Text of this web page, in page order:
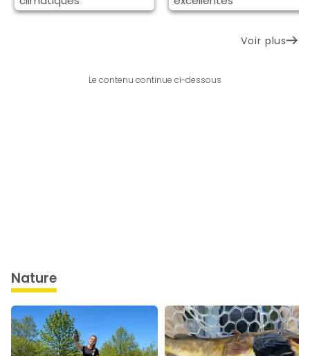
Voir plus
Le contenu continue ci-dessous
nature